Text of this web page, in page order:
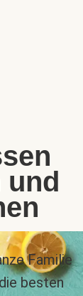
und
Familie
besten